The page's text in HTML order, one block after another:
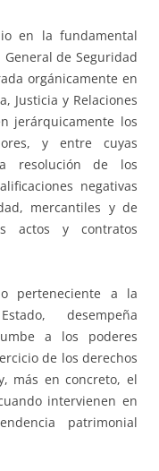
en la fundamental
de Seguridad
orgánicamente en
Justicia y Relaciones
jerárquicamente los
y entre cuyas
resolución de los
negativas
mercantiles y de
actos y contratos
perteneciente a la
desempeña
a los poderes
de los derechos
más en concreto, el
intervienen en
patrimonial